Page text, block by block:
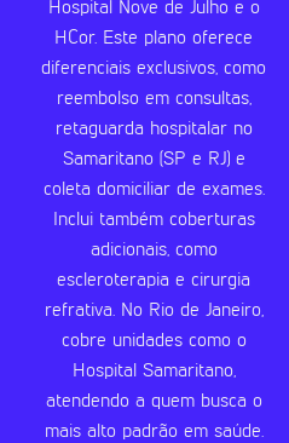
Hospital Nove de Julho e o
HCor. Este plano oferece
diferenciais exclusivos, como
reembolso em consultas,
retaguarda hospitalar no
Samaritano (SP e RJ) e
coleta domiciliar de exames.
Inclui também coberturas
adicionais, como
escleroterapia e cirurgia
refrativa. No Rio de Janeiro,
cobre unidades como o
Hospital Samaritano,
atendendo a quem busca o
mais alto padrão em saúde.